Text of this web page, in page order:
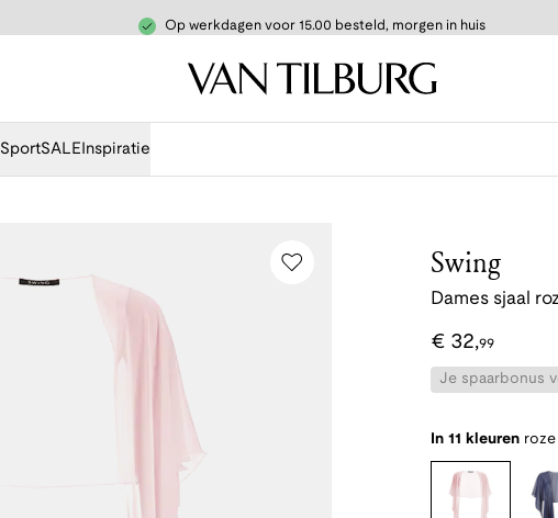
Op werkdagen voor 15.00 besteld, morgen in huis
SportSALE Inspiratie
Swing
Dames sjaal
€ 32,99
Je spaarbonus
In 11 kleuren roze